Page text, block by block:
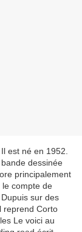
est né en 1952.
dessinée
principalement
compte de
sur des
reprend Corto
Le voici au